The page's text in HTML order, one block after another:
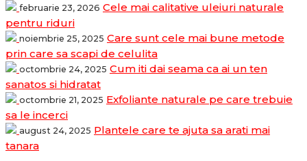
februarie 23, 2026 Cele mai calitative uleiuri naturale
pentru riduri
noiembrie 25, 2025 Care sunt cele mai bune metode
prin care sa scapi de celulita
octombrie 24, 2025 Cum iti dai seama ca ai un ten
sanatos si hidratat
octombrie 21, 2025 Exfoliante naturale pe care trebuie
sa le incerci
august 24, 2025 Plantele care te ajuta sa arati mai
tanara